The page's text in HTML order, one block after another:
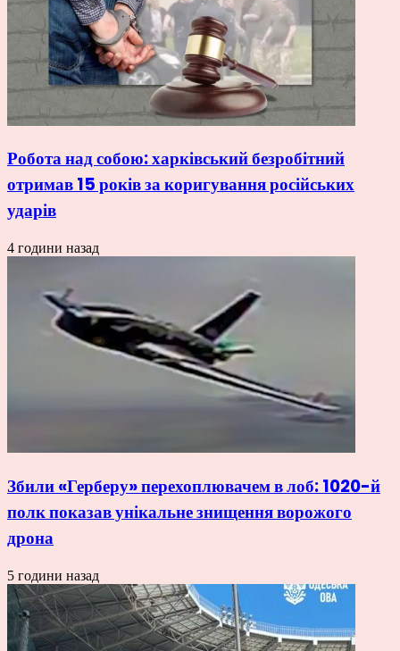
Робота над собою: харківський безробітний
отримав 15 років за коригування російських
ударів
4 години назад
Збили «Герберу» перехоплювачем в лоб: 1020-й
полк показав унікальне знищення ворожого
дрона
5 години назад